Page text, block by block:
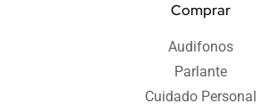
Comprar
Audifonos
Parlante
Cuidado Personal